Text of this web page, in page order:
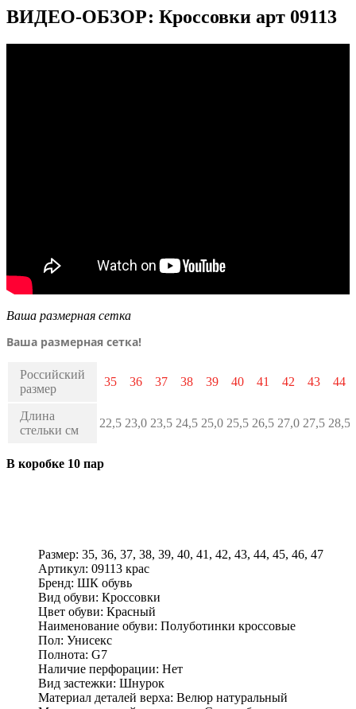
ВИДЕО-ОБЗОР: Кроссовки арт 09113
Ваша размерная сетка
Ваша размерная сетка!
Российский
размер
35 36 37 38 39 40 41 42 43 44
Длина
стельки см
22,5 23,0 23,5 24,5 25,0 25,5 26,5 27,0 27,5 28,5
В коробке 10 пар
Размер: 35, 36, 37, 38, 39, 40, 41, 42, 43, 44, 45, 46, 47
Артикул: 09113 крас
Бренд: ШК обувь
Вид обуви: Кроссовки
Цвет обуви: Красный
Наименование обуви: Полуботинки кроссовые
Пол: Унисекс
Полнота: G7
Наличие перфорации: Нет
Вид застежки: Шнурок
Материал деталей верха: Велюр натуральный